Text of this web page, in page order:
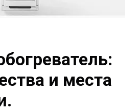
и места